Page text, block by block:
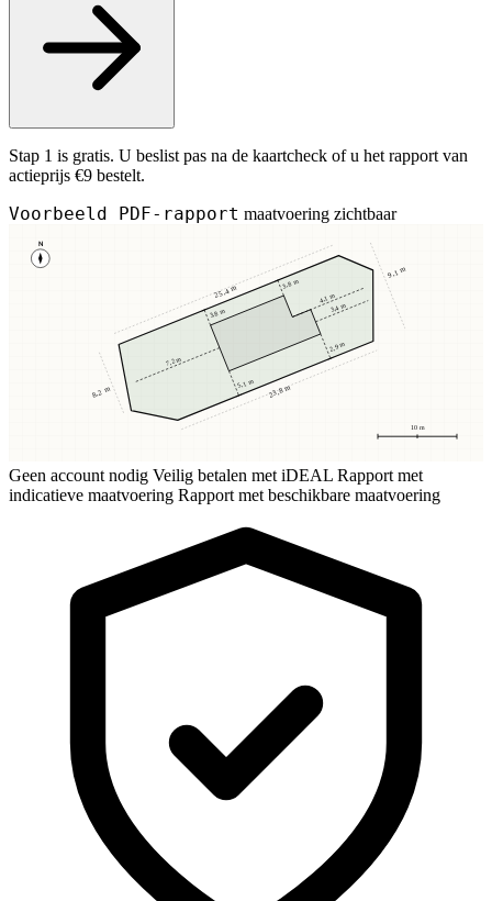
Stap 1 is gratis. U beslist pas na de kaartcheck of u het rapport van
actieprijs €9 bestelt.
Voorbeeld PDF-rapport maatvoering zichtbaar
N
10 m
3,8 m
3,8 m
5,1 m
2,9 m
7,2 m
3,4 m
4,1 m
25,4 m
23,8 m
8,2 m
9,1 m
Geen account nodig Veilig betalen met iDEAL Rapport met
indicatieve maatvoering Rapport met beschikbare maatvoering